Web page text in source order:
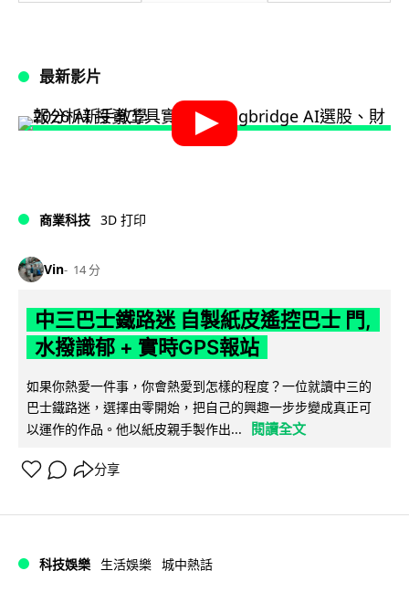
最新影片
商業科技 3D 打印
Vin 14 分
中三巴士鐵路迷 自製紙皮遙控巴士 門,
水撥識郁 + 實時GPS報站
如果你熱愛一件事，你會熱愛到怎樣的程度？一位就讀中三的
巴士鐵路迷，選擇由零開始，把自己的興趣一步步變成真正可
以運作的作品。他以紙皮親手製作出...
閱讀全文
分享
科技娛樂 生活娛樂 城中熱話